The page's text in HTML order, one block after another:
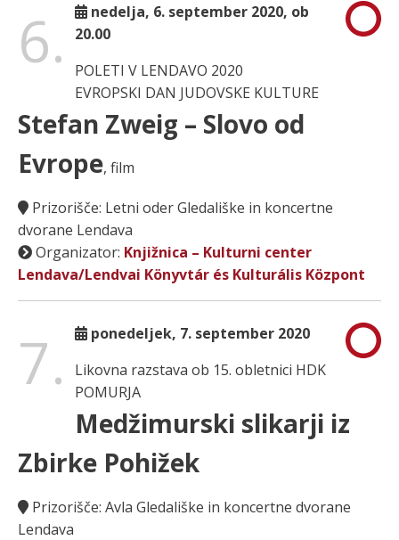
6.
nedelja, 6. september 2020, ob
20.00
POLETI V LENDAVO 2020
EVROPSKI DAN JUDOVSKE KULTURE
Stefan Zweig – Slovo od
Evrope, film
Prizorišče: Letni oder Gledališke in koncertne
dvorane Lendava
Organizator: Knjižnica – Kulturni center
Lendava/Lendvai Könyvtár és Kulturális Központ
7.
ponedeljek, 7. september 2020
Likovna razstava ob 15. obletnici HDK
POMURJA
Medžimurski slikarji iz
Zbirke Pohižek
Prizorišče: Avla Gledališke in koncertne dvorane
Lendava